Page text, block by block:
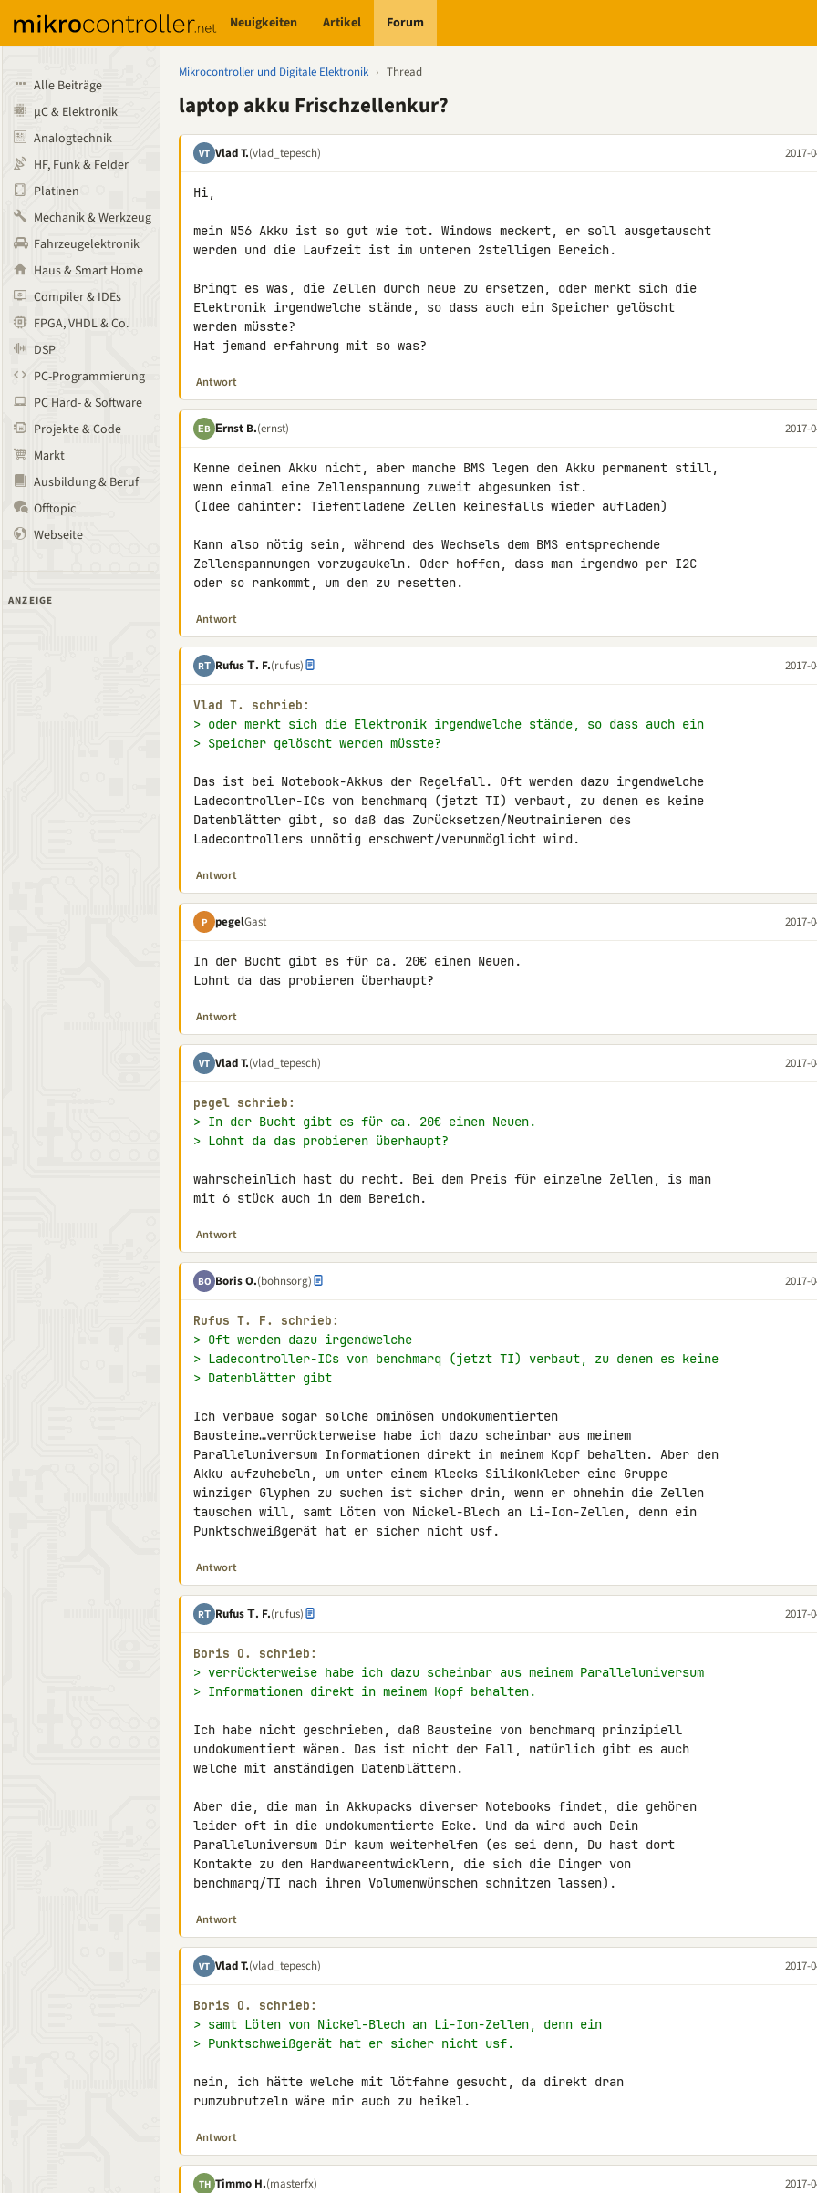
Neuigkeiten Artikel Forum
Alle Beiträge
µC & Elektronik
Analogtechnik
HF, Funk & Felder
Platinen
Mechanik & Werkzeug
Fahrzeugelektronik
Haus & Smart Home
Compiler & IDEs
FPGA, VHDL & Co.
DSP
PC-Programmierung
PC Hard- & Software
Projekte & Code
Markt
Ausbildung & Beruf
Offtopic
Webseite
ANZEIGE
Mikrocontroller und Digitale Elektronik › Thread
laptop akku Frischzellenkur?
VT Vlad T.(vlad_tepesch) 2017-
Hi,
mein N56 Akku ist so gut wie tot. Windows meckert, er soll ausgetauscht
werden und die Laufzeit ist im unteren 2stelligen Bereich.
Bringt es was, die Zellen durch neue zu ersetzen, oder merkt sich die
Elektronik irgendwelche stände, so dass auch ein Speicher gelöscht
werden müsste?
Hat jemand erfahrung mit so was?
Antwort
ΕB Εrnst B.(ernst) 2017-
Kenne deinen Akku nicht, aber manche BMS legen den Akku permanent still,
wenn einmal eine Zellenspannung zuweit abgesunken ist.
(Idee dahinter: Tiefentladene Zellen keinesfalls wieder aufladen)
Kann also nötig sein, während des Wechsels dem BMS entsprechende
Zellenspannungen vorzugaukeln. Oder hoffen, dass man irgendwo per I2C
oder so rankommt, um den zu resetten.
Antwort
RΤ Rufus Τ. F.(rufus) 2017-
Vlad T. schrieb:
> oder merkt sich die Elektronik irgendwelche stände, so dass auch ein
> Speicher gelöscht werden müsste?
Das ist bei Notebook-Akkus der Regelfall. Oft werden dazu irgendwelche
Ladecontroller-ICs von benchmarq (jetzt TI) verbaut, zu denen es keine
Datenblätter gibt, so daß das Zurücksetzen/Neutrainieren des
Ladecontrollers unnötig erschwert/verunmöglicht wird.
Antwort
P pegelGast 2017-
In der Bucht gibt es für ca. 20€ einen Neuen.
Lohnt da das probieren überhaupt?
Antwort
VT Vlad T.(vlad_tepesch) 2017-
pegel schrieb:
> In der Bucht gibt es für ca. 20€ einen Neuen.
> Lohnt da das probieren überhaupt?
wahrscheinlich hast du recht. Bei dem Preis für einzelne Zellen, is man
mit 6 stück auch in dem Bereich.
Antwort
BO Boris O.(bohnsorg) 2017-
Rufus Τ. F. schrieb:
> Oft werden dazu irgendwelche
> Ladecontroller-ICs von benchmarq (jetzt TI) verbaut, zu denen es keine
> Datenblätter gibt
Ich verbaue sogar solche ominösen undokumentierten
Bausteine…verrückterweise habe ich dazu scheinbar aus meinem
Paralleluniversum Informationen direkt in meinem Kopf behalten. Aber den
Akku aufzuhebeln, um unter einem Klecks Silikonkleber eine Gruppe
winziger Glyphen zu suchen ist sicher drin, wenn er ohnehin die Zellen
tauschen will, samt Löten von Nickel-Blech an Li-Ion-Zellen, denn ein
Punktschweißgerät hat er sicher nicht usf.
Antwort
RΤ Rufus Τ. F.(rufus) 2017-
Boris O. schrieb:
> verrückterweise habe ich dazu scheinbar aus meinem Paralleluniversum
> Informationen direkt in meinem Kopf behalten.
Ich habe nicht geschrieben, daß Bausteine von benchmarq prinzipiell
undokumentiert wären. Das ist nicht der Fall, natürlich gibt es auch
welche mit anständigen Datenblättern.
Aber die, die man in Akkupacks diverser Notebooks findet, die gehören
leider oft in die undokumentierte Ecke. Und da wird auch Dein
Paralleluniversum Dir kaum weiterhelfen (es sei denn, Du hast dort
Kontakte zu den Hardwareentwicklern, die sich die Dinger von
benchmarq/TI nach ihren Volumenwünschen schnitzen lassen).
Antwort
VT Vlad T.(vlad_tepesch) 2017-
Boris O. schrieb:
> samt Löten von Nickel-Blech an Li-Ion-Zellen, denn ein
> Punktschweißgerät hat er sicher nicht usf.
nein, ich hätte welche mit lötfahne gesucht, da direkt dran
rumzubrutzeln wäre mir auch zu heikel.
Antwort
TH Timmo H.(masterfx) 2017-